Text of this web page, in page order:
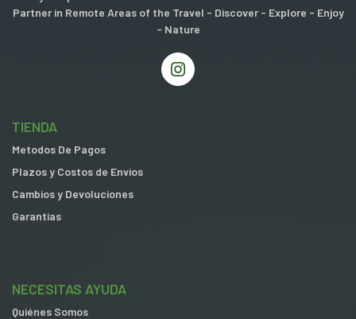
Partner in Remote Areas of the Travel - Discover - Explore - Enjoy
- Nature
TIENDA
Metodos De Pagos
Plazos y Costos de Envios
Cambios y Devoluciones
Garantias
NECESITAS AYUDA
Quiénes Somos